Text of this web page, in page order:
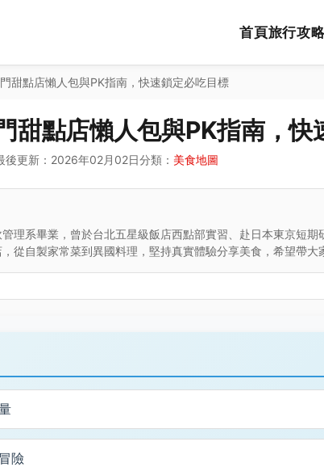
首頁旅行攻
甜點店懶人包與PK指南，快速鎖定必吃目標
甜點店懶人包與PK指南，快
後更新：2026年02月02日分類： 美食地圖
理系畢業，曾於台北五星級飯店西點部實習、赴日本東京短
從自製家常菜到異國料理，堅持真實體驗分享美食，希望帶大
險